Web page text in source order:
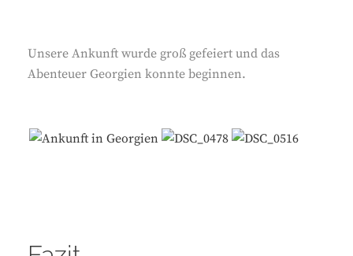
Unsere Ankunft wurde groß gefeiert und das
Abenteuer Georgien konnte beginnen.